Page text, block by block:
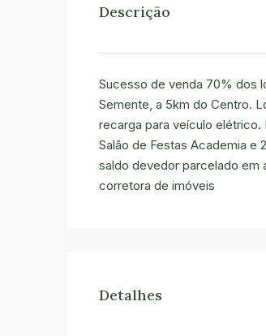
Descrição
Sucesso de venda 70% dos
Semente, a 5km do Centro.
recarga para veículo elétrico.
Salão de Festas Academia e
saldo devedor parcelado em
corretora de imóveis
Detalhes